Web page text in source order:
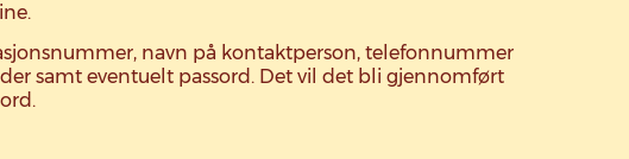
navn på kontaktperson, telefonnummer
samt eventuelt passord. Det vil det bli gjennomført